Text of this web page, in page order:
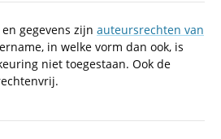
gegevens zijn auteursrechten van
in welke vorm dan ook, is
niet toegestaan. Ook de